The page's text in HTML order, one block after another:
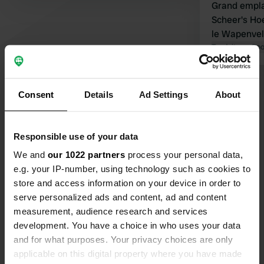
Consent Details Ad Settings About
Responsible use of your data
We and our 1022 partners process your personal data,
e.g. your IP-number, using technology such as cookies to
store and access information on your device in order to
serve personalized ads and content, ad and content
measurement, audience research and services
development. You have a choice in who uses your data
and for what purposes. Your privacy choices are only
applicable on this digital property where you have made
Grand
Scheer's
le
panoramique. 2 personnes,
chien.
hésiter.
Traduit par
Contact
Emplacement
Hogestraat 9A
Copie